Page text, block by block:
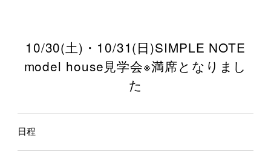
10/30(土)・10/31(日)SIMPLE NOTE
model house見学会※満席となりまし
た
日程